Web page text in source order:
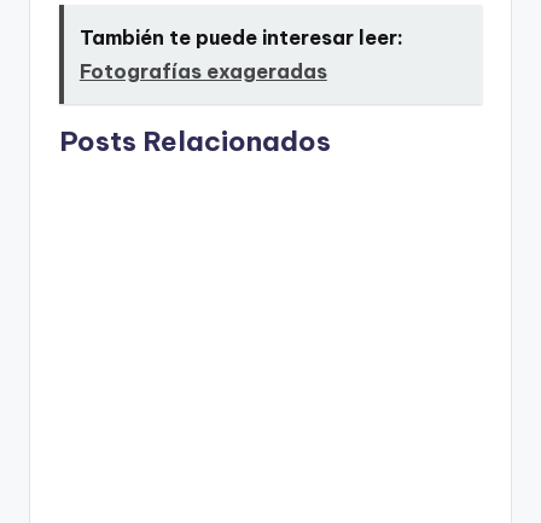
También te puede interesar leer:
Fotografí­as exageradas
Posts Relacionados